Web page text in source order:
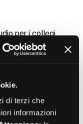
di terzi che
informazioni
per i collegi
città
sull’Italia